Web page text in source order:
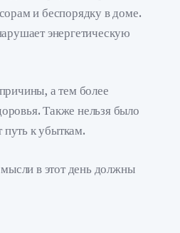
и беспорядку в доме.
энергетическую
а тем более
Также нельзя было
путь к убыткам.
в этот день должны